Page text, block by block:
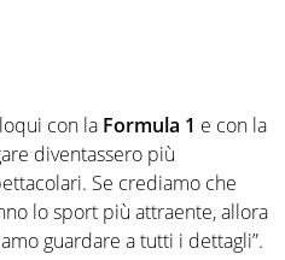
con la Formula 1 e con la
diventassero più
Se crediamo che
lo sport più attraente, allora
guardare a tutti i dettagli”.